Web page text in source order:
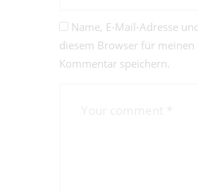
Name, E-Mail-Adresse
diesem Browser für meinen
Kommentar speichern.